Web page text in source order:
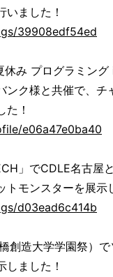
いました！
39908edf54ed
休み プログラミング
ンク様と共催で、チ
た！
e06a47e0ba40
」でCDLE名古屋
トモンスターを展示
d03ead6c414b
創造大学学園祭）
しました！